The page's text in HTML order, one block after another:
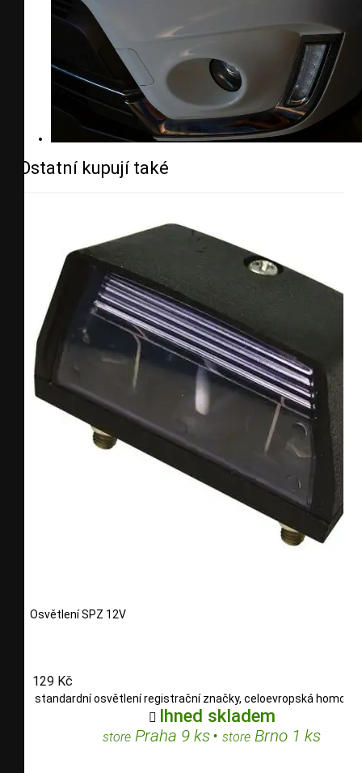
Ostatní kupují také
Osvětlení SPZ 12V
129 Kč
standardní osvětlení registrační značky, celoevropská
 Ihned skladem
store Praha 9 ks• store Brno 1 ks